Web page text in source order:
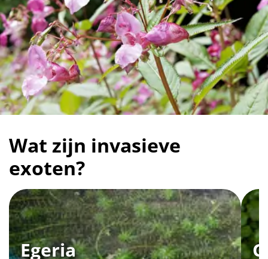
Wat zijn invasieve
exoten?
Egeria